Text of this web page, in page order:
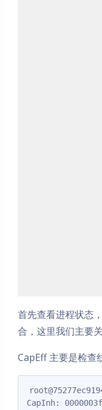
首先查看进程状态
合，这里我们主要
CapEff 主要是检查
CapInh: